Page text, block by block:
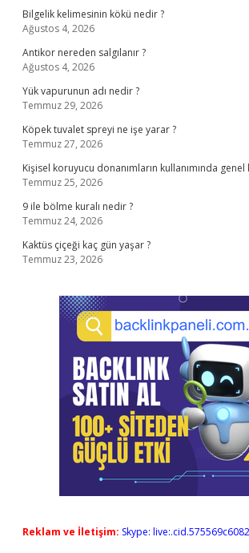
Bilgelik kelimesinin kökü nedir ?
Ağustos 4, 2026
Antikor nereden salgılanır ?
Ağustos 4, 2026
Yük vapurunun adı nedir ?
Temmuz 29, 2026
Köpek tuvalet spreyi ne işe yarar ?
Temmuz 27, 2026
Kişisel koruyucu donanımların kullanımında
Temmuz 25, 2026
9 ile bölme kuralı nedir ?
Temmuz 24, 2026
Kaktüs çiçeği kaç gün yaşar ?
Temmuz 23, 2026
Reklam ve İletişim: Skype: